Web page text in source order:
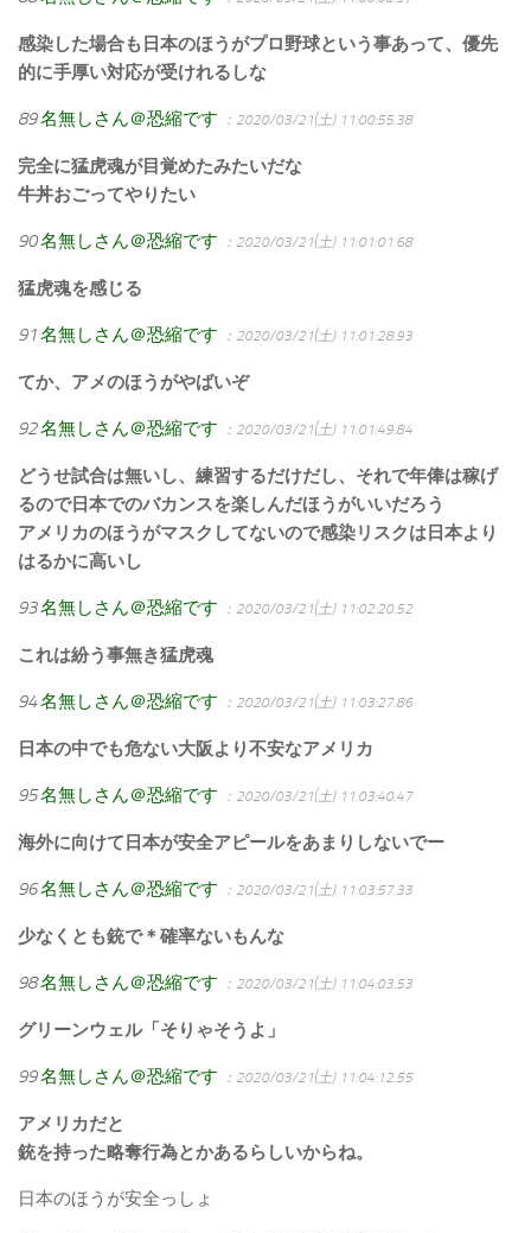
感染した場合も日本のほうがプロ野球という事あって、優先
的に手厚い対応が受けれるしな
89名無しさん＠恐縮です ：2020/03/21(土) 11:00:55.38
完全に猛虎魂が目覚めたみたいだな
牛丼おごってやりたい
90名無しさん＠恐縮です ：2020/03/21(土) 11:01:01.68
猛虎魂を感じる
91名無しさん＠恐縮です ：2020/03/21(土) 11:01:28.93
てか、アメのほうがやばいぞ
92名無しさん＠恐縮です ：2020/03/21(土) 11:01:49.84
どうせ試合は無いし、練習するだけだし、それで年俸は稼げ
るので日本でのバカンスを楽しんだほうがいいだろう
アメリカのほうがマスクしてないので感染リスクは日本より
はるかに高いし
93名無しさん＠恐縮です ：2020/03/21(土) 11:02:20.52
これは紛う事無き猛虎魂
94名無しさん＠恐縮です ：2020/03/21(土) 11:03:27.86
日本の中でも危ない大阪より不安なアメリカ
95名無しさん＠恐縮です ：2020/03/21(土) 11:03:40.47
海外に向けて日本が安全アピールをあまりしないでー
96名無しさん＠恐縮です ：2020/03/21(土) 11:03:57.33
少なくとも銃で＊確率ないもんな
98名無しさん＠恐縮です ：2020/03/21(土) 11:04:03.53
グリーンウェル「そりゃそうよ」
99名無しさん＠恐縮です ：2020/03/21(土) 11:04:12.55
アメリカだと
銃を持った略奪行為とかあるらしいからね。
日本のほうが安全っしょ